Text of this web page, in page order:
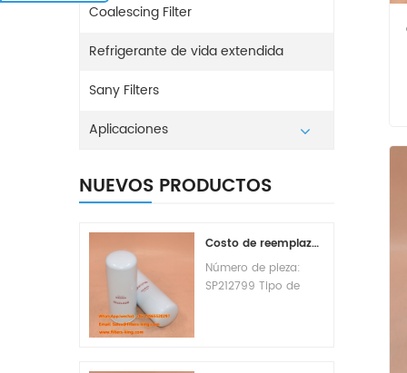
Coalescing Filter
Refrigerante de vida extendida
Sany Filters
Aplicaciones
NUEVOS PRODUCTOS
Costo de reemplazo del filtro de combustible SP212799
Número de pieza:
SP212799 Tipo de